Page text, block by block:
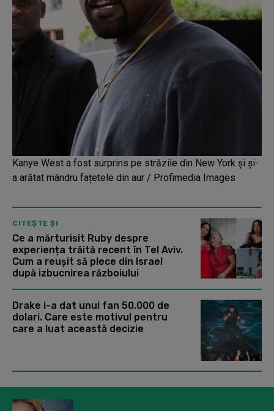
Kanye West a fost surprins pe străzile din New York și și-
a arătat mândru fațetele din aur / Profimedia Images
CITEȘTE ȘI
Ce a mărturisit Ruby despre
experiența trăită recent în Tel Aviv.
Cum a reușit să plece din Israel
după izbucnirea războiului
Drake i-a dat unui fan 50.000 de
dolari. Care este motivul pentru
care a luat această decizie